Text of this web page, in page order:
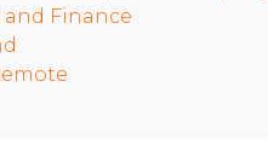
Finance